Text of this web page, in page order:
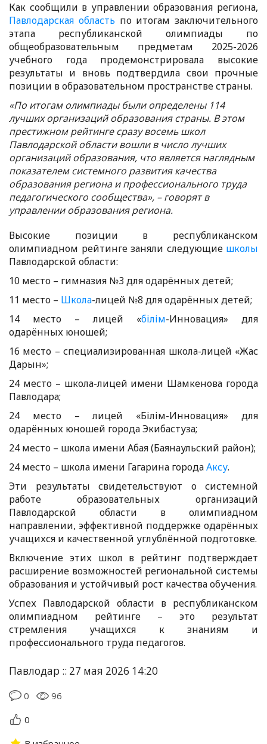
Как сообщили в управлении образования региона,
Павлодарская область по итогам заключительного
этапа республиканской олимпиады по
общеобразовательным предметам 2025-2026
учебного года продемонстрировала высокие
результаты и вновь подтвердила свои прочные
позиции в образовательном пространстве страны.
«По итогам олимпиады были определены 114
лучших организаций образования страны. В этом
престижном рейтинге сразу восемь школ
Павлодарской области вошли в число лучших
организаций образования, что является наглядным
показателем системного развития качества
образования региона и профессионального труда
педагогического сообщества», – говорят в
управлении образования региона.
Высокие позиции в республиканском
олимпиадном рейтинге заняли следующие школы
Павлодарской области:
10 место – гимназия №3 для одарённых детей;
11 место – Школа-лицей №8 для одарённых детей;
14 место – лицей «білім-Инновация» для
одарённых юношей;
16 место – специализированная школа-лицей «Жас
Дарын»;
24 место – школа-лицей имени Шамкенова города
Павлодара;
24 место – лицей «Білім-Инновация» для
одарённых юношей города Экибастуза;
24 место – школа имени Абая (Баянаульский район);
24 место – школа имени Гагарина городаАксу.
Эти результаты свидетельствуют о системной
работе образовательных организаций
Павлодарской области в олимпиадном
направлении, эффективной поддержке одарённых
учащихся и качественной углублённой подготовке.
Включение этих школ в рейтинг подтверждает
расширение возможностей региональной системы
образования и устойчивый рост качества обучения.
Успех Павлодарской области в республиканском
олимпиадном рейтинге – это результат
стремления учащихся к знаниям и
профессионального труда педагогов.
Павлодар :: 27 мая 2026 14:20
0
96
0